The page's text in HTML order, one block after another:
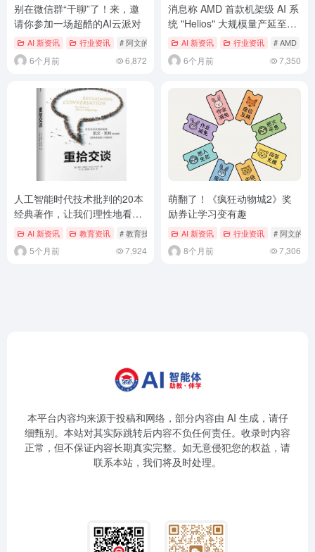
别在微信群“干聊”了！来，邀
请你参加一场超酷的AI云派对
AI 新资讯 行业资讯 # 阿文的AI与教学日记
6个月前 6,872
消息称 AMD 首款机架级 AI 系
统 "Helios" 大规模量产延至
2027 年
AI 新资讯 行业资讯 # AMD
6个月前 7,350
人工智能时代技术批判的20本
经典著作，让我们理性地看待
大潮涌动，睿智地审视教育和
人类社会的未来
AI 新资讯 教育资讯 # 教育技术学自留地
5个月前 7,924
萌翻了！《疯狂动物城2》奖
励券让学习变有趣
AI 新资讯 行业资讯 # 阿文的AI
8个月前 7,306
本平台内容均来源于投稿和网络，部分内容由 AI 生成，请仔
细甄别。本站对其实际跳转后内容不负任何责任。收录时内容
正常，但不保证内容长期真实完整。如无意侵犯您的权益，请
联系本站，我们将及时处理。